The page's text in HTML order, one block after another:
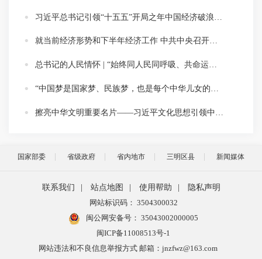
就当前经济形势和下半年经济工作 中共中央召开党外人士座谈会 习近平主持并发表重要讲话
总书记的人民情怀 | “始终同人民同呼吸、共命运、心连心”
国家部委 省级政府 省内地市 三明区县 新闻媒体
联系我们 | 站点地图 | 使用帮助 |
隐私声明
网站标识码： 3504300032
闽公网安备号： 35043002000005
闽ICP备11008513号-1
网站违法和不良信息举报方式 邮箱：jnzfwz@163.com